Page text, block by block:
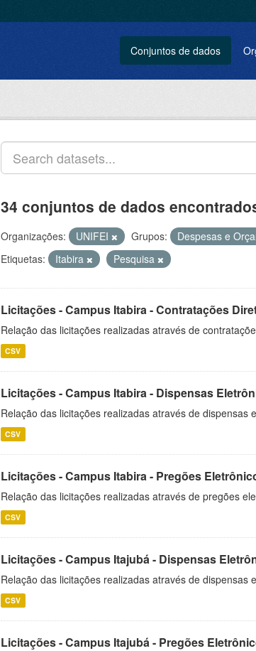
Conjuntos de dados
34 conjuntos de dados
Organizações: UNIFEI Grupos:
Despesas e
Etiquetas:
Itabira Pesquisa
Licitações - Campus Itabira - Contratações
Relação das licitações realizadas através de
CSV
Licitações - Campus Itabira - Dispensas
Relação das licitações realizadas através de dispensas
CSV
Licitações - Campus Itabira - Pregões
Relação das licitações realizadas através de pregões
CSV
Licitações - Campus Itajubá - Dispensas
Relação das licitações realizadas através de dispensas
CSV
Licitações - Campus Itajubá - Pregões